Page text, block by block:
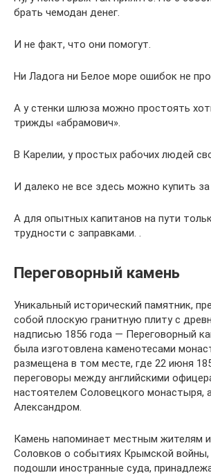
брать чемодан денег.
И не факт, что они помогут.
Ни Ладога ни Белое море ошибок не
А у стенки шлюза можно простоять
трижды «абрамович».
В Карелии, у простых рабочих людей
И далеко не все здесь можно купить за
А для опытных капитанов на пути
трудности с заправками. .
Переговорный камень
Уникальный исторический памятник,
собой плоскую гранитную плиту с
надписью 1856 года — Переговорный
была изготовлена каменотесами
размещена в том месте, где 22 июня
переговоры между английскими
настоятелем Соловецкого монастыря,
Александром.
Камень напоминает местным жителям
Соловков о событиях Крымской войны,
подошли иностранные суда,